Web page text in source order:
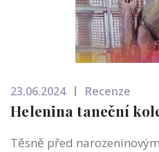
23.06.2024 Recenze
Helenina taneční
Těsně před